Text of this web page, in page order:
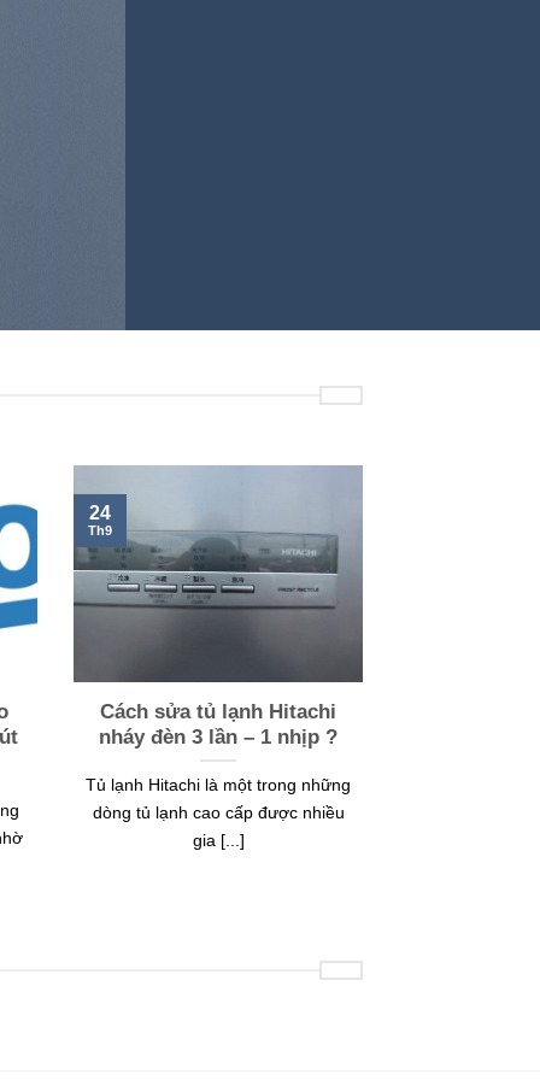
Cách sửa tủ lạnh Hitachi
nháy đèn 3 lần – 1 nhịp ?
Tủ lạnh Hitachi là một trong những
dòng tủ lạnh cao cấp được nhiều
gia [...]
24
Th9